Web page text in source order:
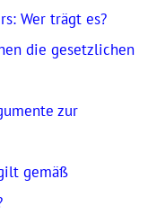
Wer trägt es?
die gesetzlichen
zur
gemäß